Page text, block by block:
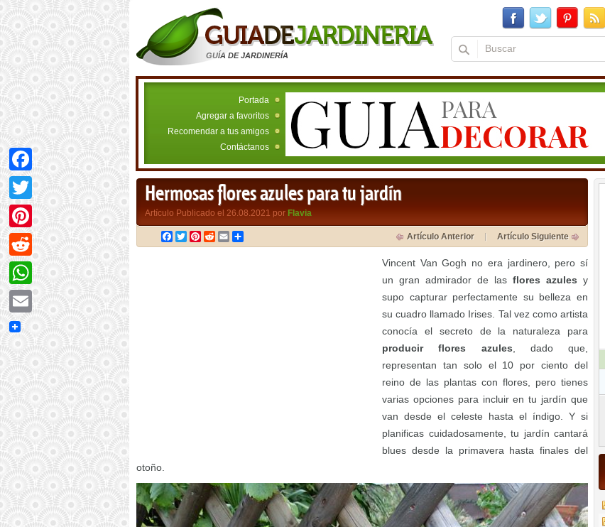
GUÍA DE JARDINERÍA
Portada
Agregar a favoritos
Recomendar a tus amigos
Contáctanos
Hermosas flores azules para tu jardín
Artículo Publicado el 26.08.2021 por Flavia
Facebook
TwitterPinterest
RedditEmail Artículo Anterior Artículo Siguiente
Vincent Van Gogh no era jardinero, pero sí
un gran admirador de las flores azules y
supo capturar perfectamente su belleza en
su cuadro llamado Irises. Tal vez como artista
conocía el secreto de la naturaleza para
producir flores azules , dado que,
representan tan solo el 10 por ciento del
reino de las plantas con flores, pero tienes
varias opciones para incluir en tu jardín que
van desde el celeste hasta el índigo. Y si
planificas cuidadosamente, tu jardín cantará
blues desde la primavera hasta finales del
otoño.
Facebook
Twitter
Pinterest
Reddit
WhatsApp
Email